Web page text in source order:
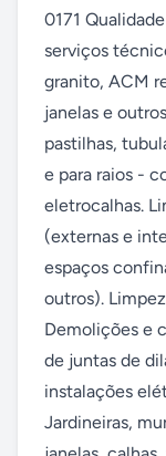
0171
serviços
granito, ACM
janelas e
pastilhas,
e para raios -
eletrocalhas.
(externas e
espaços
outros).
Demolições e
de juntas de
instalações
Jardineiras,